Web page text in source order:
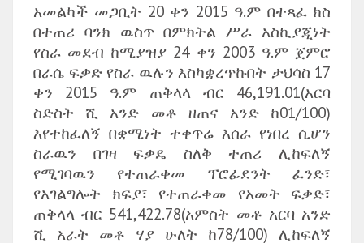
አመልካች መጋቢት 20 ቀን 2015 ዓ.ም በተጻፈ ክስ
በተጠሪ ባንክ ዉስጥ በምክትል ሥራ አስኪያጂነት
የስራ መደብ ከሚያዝያ 24 ቀን 2003 ዓ.ም ጀምሮ
በራሴ ፍቃድ የስራ ዉሉን እስካቋረጥኩበት ታህሳስ 17
ቀን 2015 ዓ.ም ጠቅላላ ብር 46,191.01(አርባ
ስድስት ሺ አንድ መቶ ዘጠና አንድ ከ01/100)
እየተከፈለኝ በቋሚነት ተቀጥሬ እሰራ የነበረ ሲሆን
ስራዉን በገዛ ፍቃዴ ስለቅ ተጠሪ ሊከፍለኝ
የሚገባዉን የተጠራቀመ ፕሮፊደንት ፈንድ፣
የአገልግሎት ክፍያ፣ የተጠራቀመ የአመት ፍቃድ፣
ጠቅላላ ብር 541,422.78(አምስት መቶ አርባ አንድ
ሺ አራት መቶ ሃያ ሁለት ከ78/100) ሊከፍለኝ